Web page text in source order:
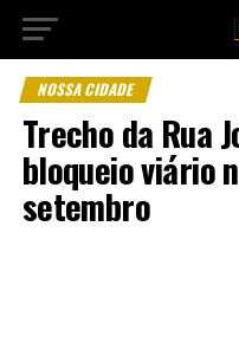
NOSSA CIDADE
Trecho da Rua
bloqueio viário
setembro